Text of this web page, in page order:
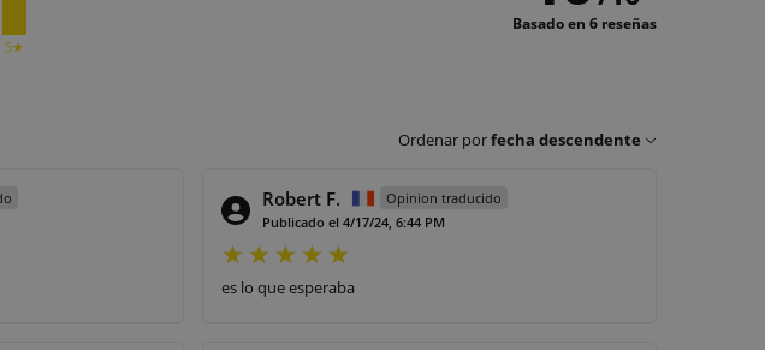
5★
Basado en 6 reseñas
Ordenar porfecha descendente
Robert F.
Opinion traducido
Publicado el 4/17/24, 6:44 PM
es lo que esperaba